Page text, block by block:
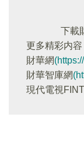
下載
更多精彩内容
財華網
財華智庫網
現代電視